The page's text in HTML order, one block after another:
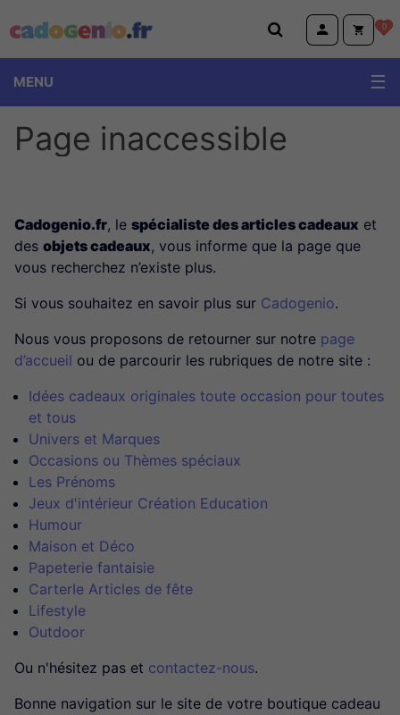
Cadogenio.fr 0
MENU
Page inaccessible
Cadogenio.fr, le spécialiste des articles cadeaux et
des objets cadeaux, vous informe que la page que
vous recherchez n’existe plus.
Si vous souhaitez en savoir plus sur Cadogenio.
Nous vous proposons de retourner sur notre page
d’accueil ou de parcourir les rubriques de notre site :
Idées cadeaux originales toute occasion pour toutes
et tous
Univers et Marques
Occasions ou Thèmes spéciaux
Les Prénoms
Jeux d'intérieur Création Education
Humour
Maison et Déco
Papeterie fantaisie
CarterIe Articles de fête
Lifestyle
Outdoor
Ou n'hésitez pas et contactez-nous.
Bonne navigation sur le site de votre boutique cadeau